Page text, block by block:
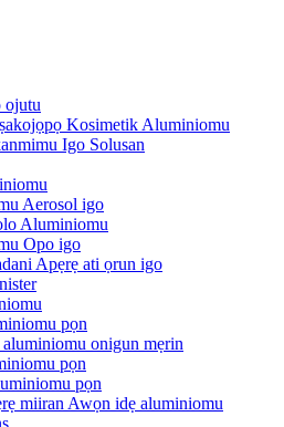
ojutu
Kosimetik Aluminiomu
Igo Solusan
Aerosol igo
Aluminiomu
Opo igo
Apẹrẹ ati ọrun igo
pọn
onigun mẹrin
pọn
pọn
miiran Awọn idẹ aluminiomu